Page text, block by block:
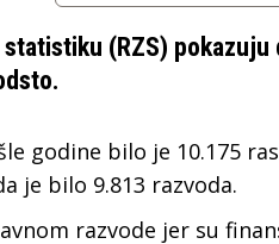
(RZS) pokazuju
godine bilo je 10.175
je bilo 9.813 razvoda.
razvode jer su